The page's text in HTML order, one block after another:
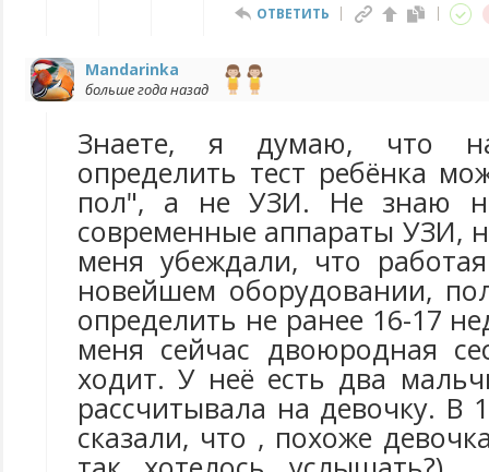
ОТВЕТИТЬ
Mandarinka
больше года назад
Знаете, я думаю, что
определить тест ребёнка
пол", а не УЗИ. Не знаю
современные аппараты УЗИ,
меня убеждали, что
новейшем оборудовании,
определить не ранее 16-17
меня сейчас двоюродная
ходит. У неё есть два
рассчитывала на девочку. В
сказали, что , похоже